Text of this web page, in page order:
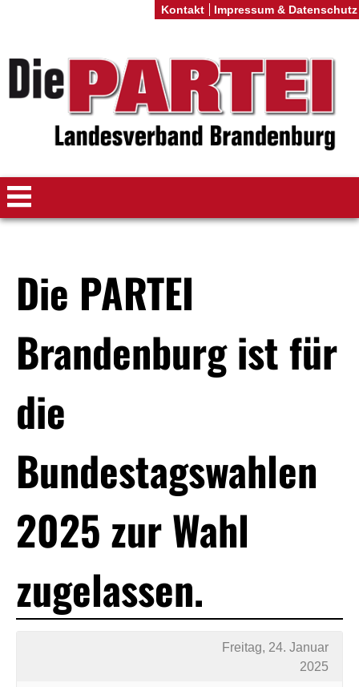
Die PARTEI
Brandenburg ist für
die
Bundestagswahlen
2025 zur Wahl
zugelassen.
Freitag, 24. Januar
2025
Kontakt Impressum & Datenschutz